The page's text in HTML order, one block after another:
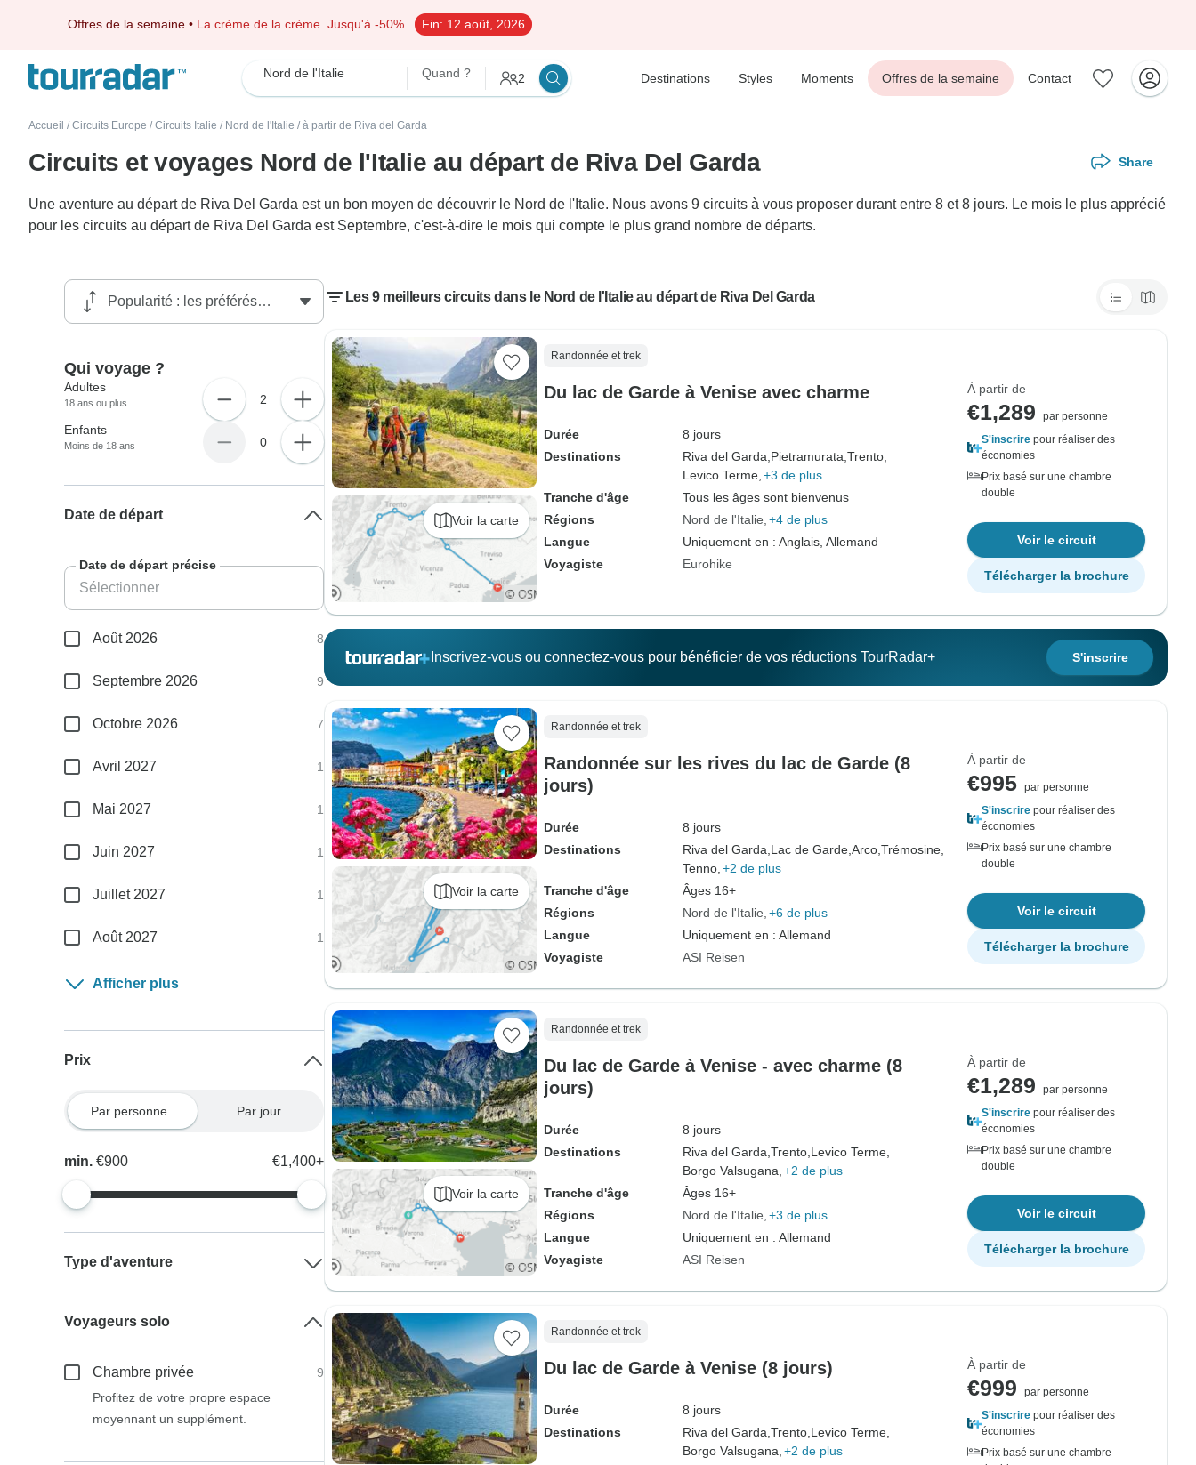
Offres de la semaine • La crème de la crème Jusqu'à -50% Fin: 12 août, 2026
Nord de l'Italie Quand ? 2 Destinations Styles Moments Offres de la semaine Contact
Accueil / Circuits Europe / Circuits Italie / Nord de l'Italie / à partir de Riva del Garda
Circuits et voyages Nord de l'Italie au départ de Riva Del Garda Share
Une aventure au départ de Riva Del Garda est un bon moyen de découvrir le Nord de l'Italie. Nous avons 9 circuits à vous proposer durant entre 8 et 8 jours. Le mois le plus apprécié
pour les circuits au départ de Riva Del Garda est Septembre, c'est-à-dire le mois qui compte le plus grand nombre de départs.
Les 9 meilleurs circuits dans le Nord de l'Italie au départ de Riva Del Garda
Voir la carte
Randonnée et trek
Du lac de Garde à Venise avec charme
Durée
8 jours
Destinations
Riva del Garda, Pietramurata, Trento,
Levico Terme, +3 de plus
Tranche d'âge
Tous les âges sont bienvenus
Régions
Nord de l'Italie +4 de plus
Langue
Uniquement en : Anglais, Allemand
Voyagiste
Eurohike
À partir de
€1,289
par personne
S'inscrire pour réaliser des
économies
Prix basé sur une chambre
double
Voir le circuit
Télécharger la brochure
Inscrivez-vous ou connectez-vous pour bénéficier de vos réductions TourRadar+ S'inscrire
Voir la carte
Randonnée et trek
Randonnée sur les rives du lac de Garde (8
jours)
Durée
8 jours
Destinations
Riva del Garda, Lac de Garde, Arco, Trémosine,
Tenno, +2 de plus
Tranche d'âge
Âges 16+
Régions
Nord de l'Italie +6 de plus
Langue
Uniquement en : Allemand
Voyagiste
ASI Reisen
À partir de
€995 par personne
S'inscrire pour réaliser des
économies
Prix basé sur une chambre
double
Voir le circuit
Télécharger la brochure
Voir la carte
Randonnée et trek
Du lac de Garde à Venise - avec charme (8
jours)
Durée
8 jours
Destinations
Riva del Garda, Trento, Levico Terme,
Borgo Valsugana, +2 de plus
Tranche d'âge
Âges 16+
Régions
Nord de l'Italie +3 de plus
Langue
Uniquement en : Allemand
Voyagiste
ASI Reisen
À partir de
€1,289
par personne
S'inscrire pour réaliser des
économies
Prix basé sur une chambre
double
Voir le circuit
Télécharger la brochure
Randonnée et trek
Du lac de Garde à Venise (8 jours)
Durée
8 jours
Destinations
Riva del Garda, Trento, Levico Terme,
Borgo Valsugana, +2 de plus
À partir de
€999
par personne
S'inscrire pour réaliser des
économies
Prix basé sur une chambre
Qui voyage ?
Adultes
18 ans ou plus 2
Enfants
Moins de 18 ans 0
Date de départ
Date de départ précise
Août 2026 8
Septembre 2026 9
Octobre 2026 7
Avril 2027 1
Mai 2027 1
Juin 2027 1
Juillet 2027 1
Août 2027 1
Afficher plus
Prix
Par personne Par jour
min.€900 €1,400+
Type d'aventure
Voyageurs solo
Chambre privée
9
Profitez de votre propre espace
moyennant un supplément.